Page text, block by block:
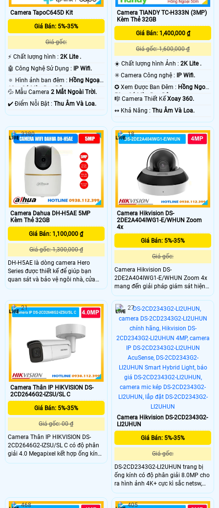
Camera TapoC645D Kit
Giá Bán: 5%-35%
Giá gốc:
️⚡ Chất lượng hình : 2K Lite .
🤖️ Công Nghệ Sử Dụng :
IP Wifi.
🔅 Hình ảnh ban đêm : Hồng Ngoại
10m Có Màu Ban Ðêm.
💦 Mẫu Camera 2 Mắt Ngoài Trời.
️✔️ Điểm Nỗi Bật : Thu Âm Và Loa.
Camera TIANDY TC-H333N (3MP)
Kèm Thẻ 32GB
Giá Bán: 1,400,000 ₫
Giá gốc: 1,600,000 ₫
☀️ Chất lượng hình Ảnh :2K Lite .
✳️ Camera Công nghệ :
IP Wifi.
✪ Xem Được Ban Đêm : Hồng Ngoại
50m Có Màu Ban Ðêm.
🎼️ Camera Thiết KếXoay 360.
️↭ Khả Năng :Thu Âm Và Loa.
Camera Dahua DH-H5AE 5MP
Kèm Thẻ 32GB
Giá Bán: 1,100,000 ₫
Giá gốc: 1,300,000 ₫
DH-H5AE là dòng camera Hero
Series được thiết kế để giúp bạn
quan sát và bảo vệ ngôi nhà, cửa
hàng hoặc văn phòng của mình
cao chất lượng 3K. Ngoài ra,
camera còn được trang bị nhiều tính
động đảm bảo an ninh hiệu quả
3380
Camera Hikvision DS-
2DE2A404IWG1-E/WHUN Zoom
4x
Giá Bán: 5%-35%
Giá gốc:
Camera Hikvision DS-
2DE2A404IWG1-E/WHUN Zoom 4x
mang đến giải pháp giám sát hiện
đại với độ phân giải 4MP, zoom
quang học 4× và hồng ngoại 20m.
camera này hỗ trợ kết nối WiFi, đàm
thoại hai chiều, nhận diện người và
phương tiện, giúp quản lý hiệu quả
tại gia đình, cửa hàng, văn phòng và
kho xưởng.
18
Camera Thân IP HIKVISION DS-
2CD2646G2-IZSU/SL C
Giá Bán: 5%-35%
Giá gốc: 00 ₫
Camera Thân IP HIKVISION DS-
2CD2646G2-IZSU/SL C có độ phân
giải 4.0 Megapixel kết hợp ống kính
zoom 2.8-12mm tùy chỉnh linh hoạt.
gian nhờ tích hợp cả loa lẫn micro
21
Camera Hikvision DS-2CD2343G2-
LI2UHUN
Giá Bán: 5%-35%
Giá gốc:
DS-2CD2343G2-LI2UHUN trang bị
ống kính có độ phân giải 8.0MP cho
ra hình ảnh 4K+ cực kì sắc netsw,
công nghệ AI AcuSense giúp phân
biệt người và phương tiện chính xác
27
468 405